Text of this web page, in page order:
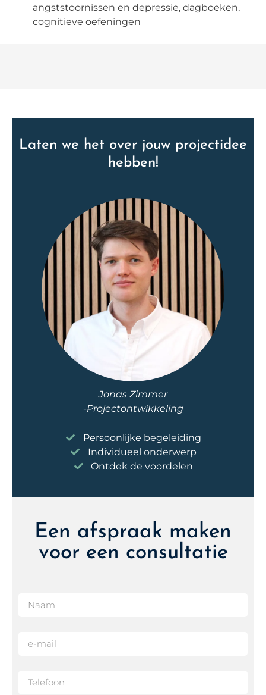
angststoornissen en depressie, dagboeken,
cognitieve oefeningen
Laten we het over jouw projectidee
hebben!
Jonas Zimmer
-Projectontwikkeling
Persoonlijke begeleiding
Individueel onderwerp
Ontdek de voordelen
Een afspraak maken
voor een consultatie